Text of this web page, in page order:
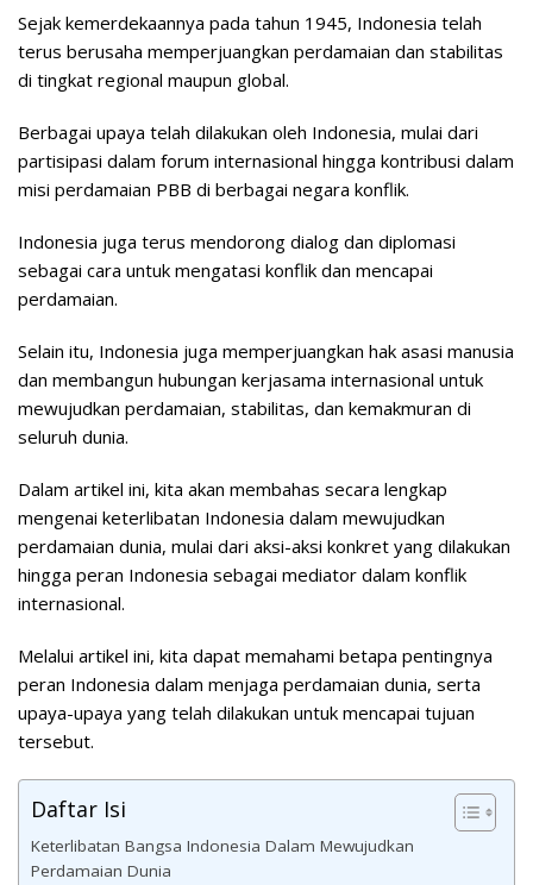
Sejak kemerdekaannya pada tahun 1945, Indonesia telah
terus berusaha memperjuangkan perdamaian dan stabilitas
di tingkat regional maupun global.
Berbagai upaya telah dilakukan oleh Indonesia, mulai dari
partisipasi dalam forum internasional hingga kontribusi dalam
misi perdamaian PBB di berbagai negara konflik.
Indonesia juga terus mendorong dialog dan diplomasi
sebagai cara untuk mengatasi konflik dan mencapai
perdamaian.
Selain itu, Indonesia juga memperjuangkan hak asasi manusia
dan membangun hubungan kerjasama internasional untuk
mewujudkan perdamaian, stabilitas, dan kemakmuran di
seluruh dunia.
Dalam artikel ini, kita akan membahas secara lengkap
mengenai keterlibatan Indonesia dalam mewujudkan
perdamaian dunia, mulai dari aksi-aksi konkret yang dilakukan
hingga peran Indonesia sebagai mediator dalam konflik
internasional.
Melalui artikel ini, kita dapat memahami betapa pentingnya
peran Indonesia dalam menjaga perdamaian dunia, serta
upaya-upaya yang telah dilakukan untuk mencapai tujuan
tersebut.
Daftar Isi
Keterlibatan Bangsa Indonesia Dalam Mewujudkan
Perdamaian Dunia